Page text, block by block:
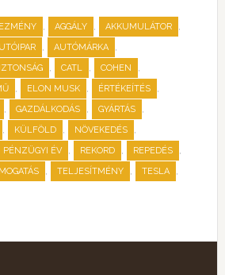
, AGGÁLY , AKKUMULÁTOR ,
, AUTÓMÁRKA ,
, CATL , COHEN ,
, ELON MUSK , ÉRTÉKEÍTÉS ,
, GAZDÁLKODÁS , GYÁRTÁS ,
, KÜLFÖLD , NÖVEKEDÉS ,
PÉNZÜGYI ÉV , REKORD , REPEDÉS ,
, TELJESÍTMÉNY , TESLA ,